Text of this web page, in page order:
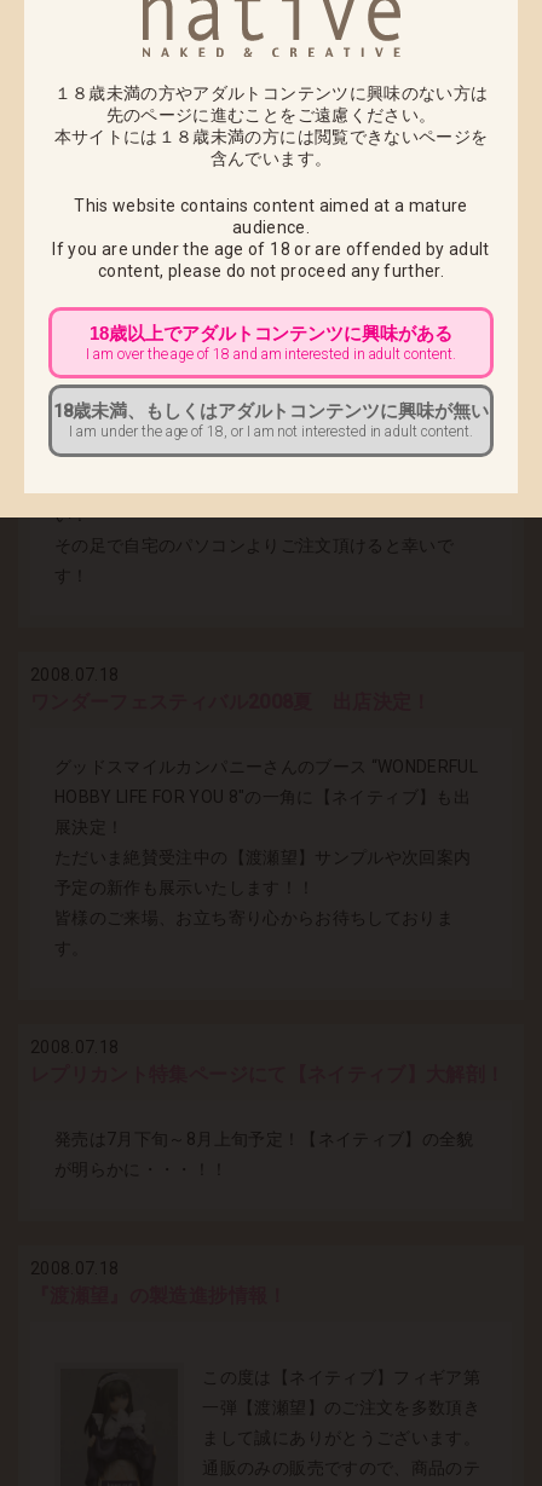
是非この機会にご注文お待ちしております。
2008. 07
！Ａｔｔｅｎｔｉｏｎ！受注締め切りまであと7
日！ 8月5日（火）PM15:00 まで！
ワンダーフェスティバルまで あと4日。【渡瀬望】受
注締め切りまで あと10日。
ネイティブオンラインショップのみの完全受注生産で
すのでこの機会を逃すと、ご注文受けたまることが出
来ません!!!
ワンダーフェスティバル会場にて商品段階のサンプル
い！
その足で自宅のパソコンよりご注文頂けると幸いで
す！
2008.07.18
グッドスマイルカンパニーさんのブース “WONDERFUL
HOBBY LIFE FOR YOU 8″の一角に【ネイティブ】も出
展決定！
ただいま絶賛受注中の【渡瀬望】サンプルや次回案内
予定の新作も展示いたします！！
皆様のご来場、お立ち寄り心からお待ちしておりま
す。
2008.07.18
発売は7月下旬～8月上旬予定！【ネイティブ】の全貌
が明らかに・・・！！
2008.07.18
この度は【ネイティブ】フィギア第
一弾【渡瀬望】のご注文を多数頂き
まして誠にありがとうございます。
通販のみの販売ですので、商品のテ
１８歳未満の方やアダルトコンテンツに興味のない方は
先のページに進むことをご遠慮ください。
本サイトには１８歳未満の方には閲覧できないページを
含んでいます。
This website contains content aimed at a mature
audience.
If you are under the age of 18 or are offended by adult
content,please do not proceed any further.
18歳以上でアダルトコンテンツに興味がある
I am over the age of 18 and am interested in adult content.
18歳未満、もしくはアダルトコンテンツに興味が無い
I am under the age of 18, or I am not interested in adult content.